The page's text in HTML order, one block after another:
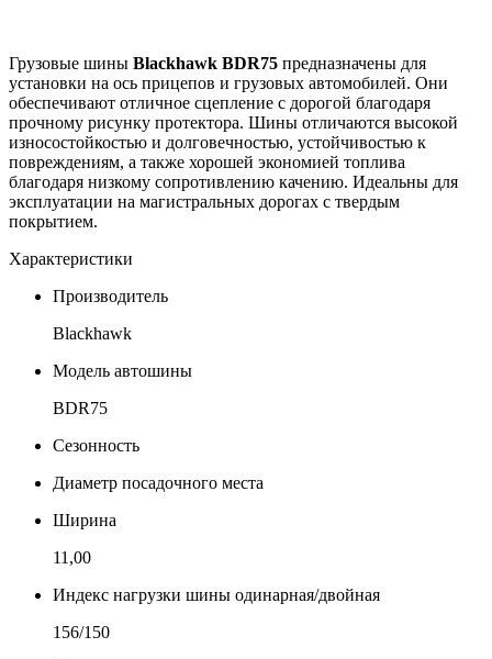
Грузовые шины Blackhawk BDR75 предназначены для
установки на ось прицепов и грузовых автомобилей. Они
обеспечивают отличное сцепление с дорогой благодаря
прочному рисунку протектора. Шины отличаются высокой
износостойкостью и долговечностью, устойчивостью к
повреждениям, а также хорошей экономией топлива
благодаря низкому сопротивлению качению. Идеальны для
эксплуатации на магистральных дорогах с твердым
покрытием.
Характеристики
Производитель
Blackhawk
Модель автошины
BDR75
Сезонность
Диаметр посадочного места
Ширина
11,00
Индекс нагрузки шины одинарная/двойная
156/150